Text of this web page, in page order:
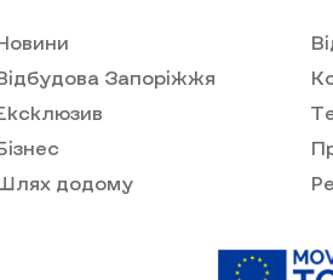
Запоріжжя
додому